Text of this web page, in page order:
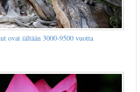
ovat iältään 3000-9500 vuotta